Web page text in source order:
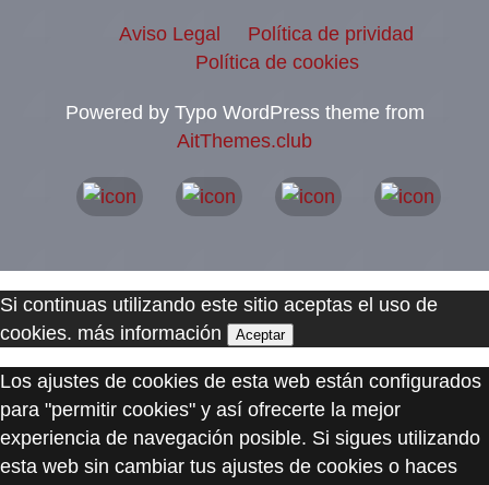
Aviso Legal
Política de prividad
Política de cookies
Powered by Typo WordPress theme from
AitThemes.club
Si continuas utilizando este sitio aceptas el uso de
cookies. más información Aceptar
Los ajustes de cookies de esta web están configurados
para "permitir cookies" y así ofrecerte la mejor
experiencia de navegación posible. Si sigues utilizando
esta web sin cambiar tus ajustes de cookies o haces